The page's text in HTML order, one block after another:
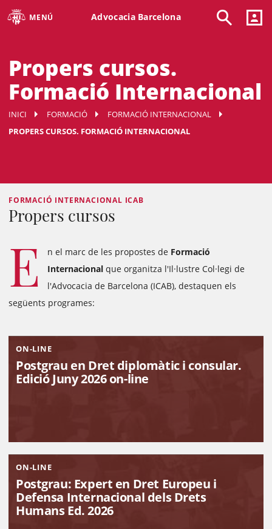
MENÚ Advocacia Barcelona
Propers cursos.
Formació Internacional
INICI FORMACIÓ
FORMACIÓ INTERNACIONAL
PROPERS CURSOS. FORMACIÓ INTERNACIONAL
FORMACIÓ INTERNACIONAL ICAB
Propers cursos
E n el marc de les propostes de Formació
Internacional que organitza l'Il·lustre Col·legi de
l'Advocacia de Barcelona (ICAB), destaquen els
següents programes:
ON-LINE
Postgrau en Dret diplomàtic i consular.
Edició Juny 2026 on-line
ON-LINE
Postgrau: Expert en Dret Europeu i
Defensa Internacional dels Drets
Humans Ed. 2026